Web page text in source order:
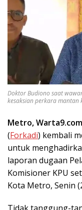
Doktor Budiono saat
kesaksian perkara mantan
Metro, Warta9.com
(Forkadi) kembali
untuk
laporan dugaan
Komisioner KPU
Kota Metro, Senin